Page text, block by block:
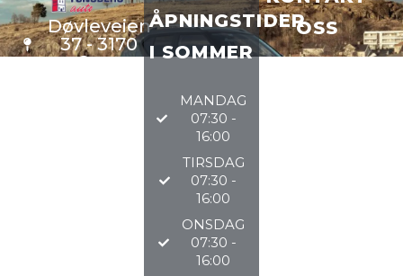
Døvleveien
37 - 3170
Sem
ÅPNINGSTIDER
I SOMMER
MANDAG
07:30 -
16:00
TIRSDAG
07:30 -
16:00
ONSDAG
07:30 -
16:00
OSS